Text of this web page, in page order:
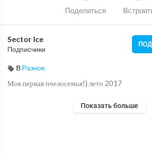
Поделиться
Sector Ice
Подписчики
В Разное
Моя первая пчелосемья!) лето 2017
Показать больше